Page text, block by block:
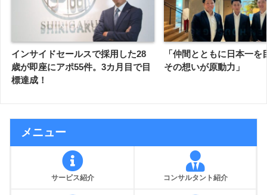
インサイドセールスで採用した28
歳が即座にアポ55件。3カ月目で目
標達成！
「仲間とともに日本一
その想いが原動力」
メニュー
サービス紹介 コンサルタント紹介